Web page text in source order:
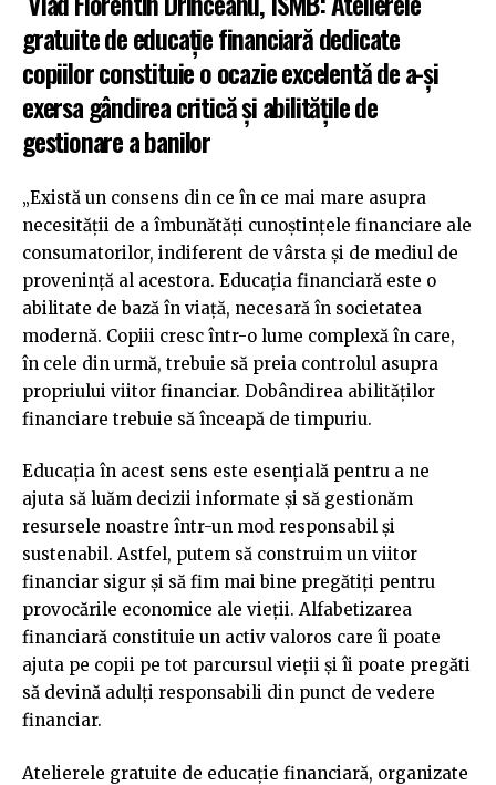
gratuite de educație financiară dedicate
copiilor constituie o ocazie excelentă de a-și
exersa gândirea critică și abilitățile de
gestionare a banilor
„Există un consens din ce în ce mai mare asupra
necesității de a îmbunătăți cunoștințele financiare ale
consumatorilor, indiferent de vârsta și de mediul de
provenință al acestora. Educația financiară este o
abilitate de bază în viață, necesară în societatea
modernă. Copiii cresc într-o lume complexă în care,
în cele din urmă, trebuie să preia controlul asupra
propriului viitor financiar. Dobândirea abilităților
financiare trebuie să înceapă de timpuriu.
Educația în acest sens este esențială pentru a ne
ajuta să luăm decizii informate și să gestionăm
resursele noastre într-un mod responsabil și
sustenabil. Astfel, putem să construim un viitor
financiar sigur și să fim mai bine pregătiți pentru
provocările economice ale vieții. Alfabetizarea
financiară constituie un activ valoros care îi poate
ajuta pe copii pe tot parcursul vieții și îi poate pregăti
să devină adulți responsabili din punct de vedere
financiar.
Atelierele gratuite de educație financiară, organizate